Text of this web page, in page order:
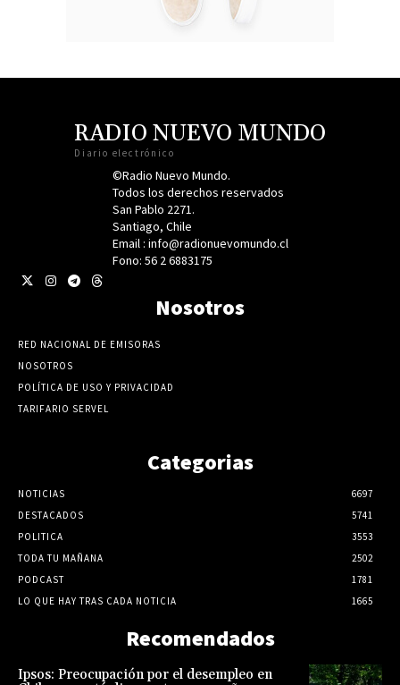
RADIO NUEVO MUNDO
Diario electrónico
©Radio Nuevo Mundo.
Todos los derechos reservados
San Pablo 2271.
Santiago, Chile
Email : info@radionuevomundo.cl
Fono: 56 2 6883175
Nosotros
RED NACIONAL DE EMISORAS
NOSOTROS
POLÍTICA DE USO Y PRIVACIDAD
TARIFARIO SERVEL
Categorias
NOTICIAS
6697
DESTACADOS
5741
POLITICA
3553
TODA TU MAÑANA
2502
PODCAST
1781
LO QUE HAY TRAS CADA NOTICIA
1665
Recomendados
Ipsos: Preocupación por el desempleo en